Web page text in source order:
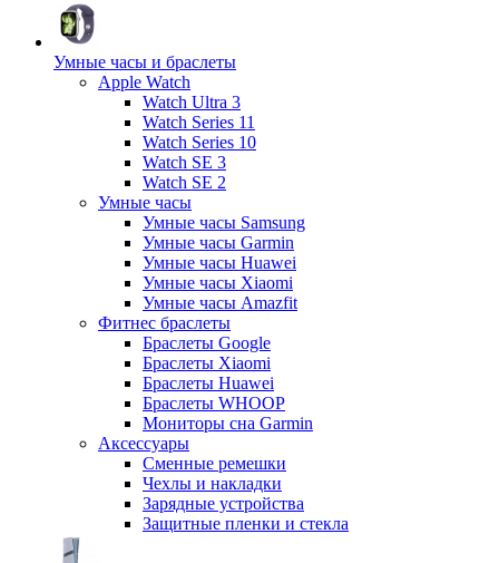
Умные часы и браслеты
Apple Watch
Watch Ultra 3
Watch Series 11
Watch Series 10
Watch SE 3
Watch SE 2
Умные часы
Умные часы Samsung
Умные часы Garmin
Умные часы Huawei
Умные часы Xiaomi
Умные часы Amazfit
Фитнес браслеты
Браслеты Google
Браслеты Xiaomi
Браслеты Huawei
Браслеты WHOOP
Мониторы сна Garmin
Аксессуары
Сменные ремешки
Чехлы и накладки
Зарядные устройства
Защитные пленки и стекла